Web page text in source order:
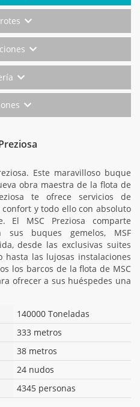
Este maravilloso buque
obra maestra de la flota de
te ofrece servicios de
y todo ello con absoluto
El MSC Preziosa comparte
sus buques gemelos, MSF
desde las exclusivas suites
hasta las lujosas instalaciones
los barcos de la flota de MSC
ofrecer a sus huéspedes una
140000 Toneladas
333 metros
38 metros
24 nudos
4345 personas